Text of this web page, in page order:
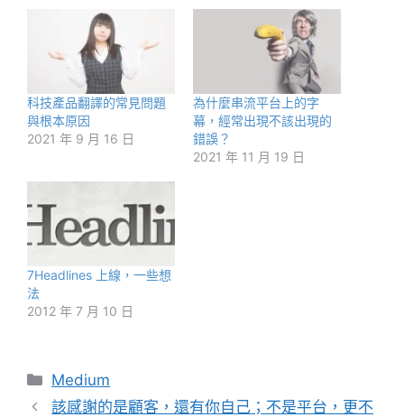
科技產品翻譯的常見問題
與根本原因
2021 年 9 月 16 日
為什麼串流平台上的字
幕，經常出現不該出現的
錯誤？
2021 年 11 月 19 日
7Headlines 上線，一些想
法
2012 年 7 月 10 日
分
類
Medium
該感謝的是顧客，還有你自己；不是平台，更不